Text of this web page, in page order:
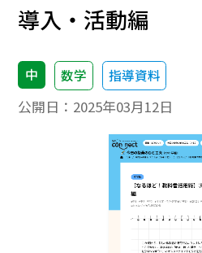
導入・活動編
中 数学 指導資料
公開日： 2025年03月12日